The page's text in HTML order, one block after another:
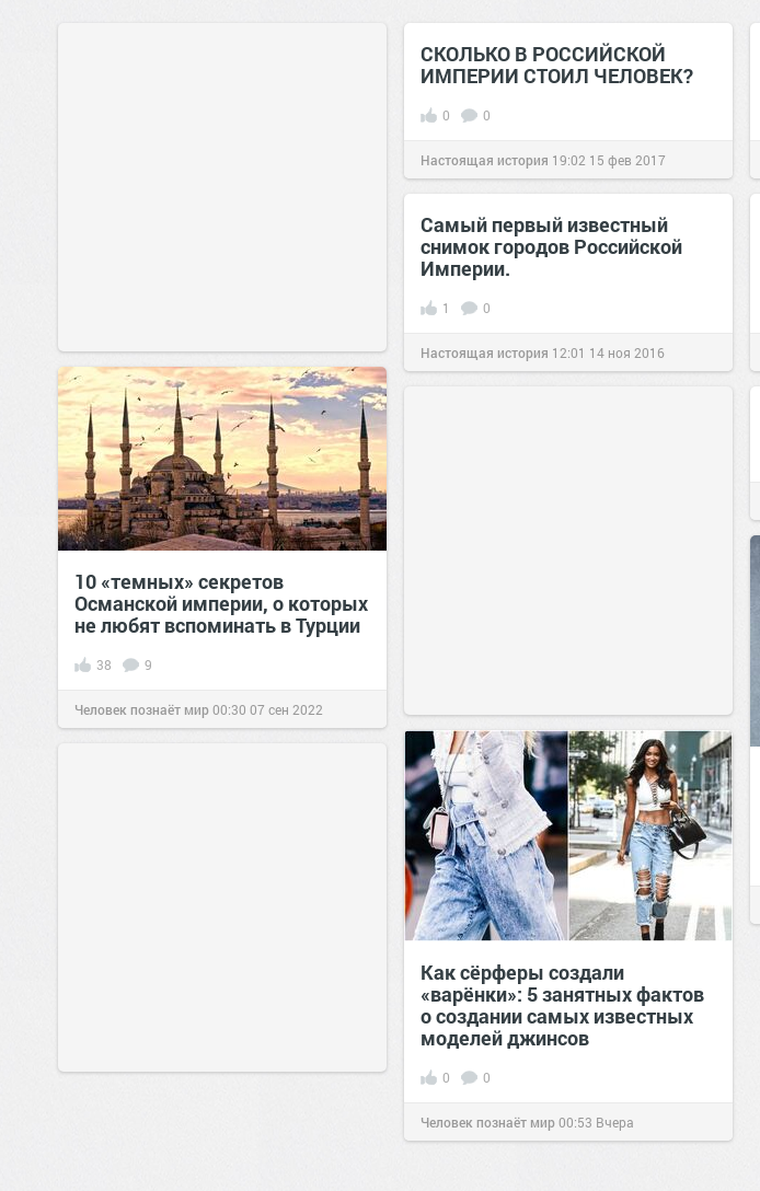
СКОЛЬКО В РОССИЙСКОЙ
ИМПЕРИИ СТОИЛ ЧЕЛОВЕК?
0 0
Настоящая история 19:02 15 фев 2017
Самый первый известный
снимок городов Российской
Империи.
1 0
Настоящая история 12:01 14 ноя 2016
10 «темных» секретов
Османской империи, о которых
не любят вспоминать в Турции
38 9
Человек познаёт мир00:30 07 сен 2022
Как сёрферы создали
«варёнки»: 5 занятных фактов
о создании самых известных
моделей джинсов
0 0
Человек познаёт мир00:53 Вчера